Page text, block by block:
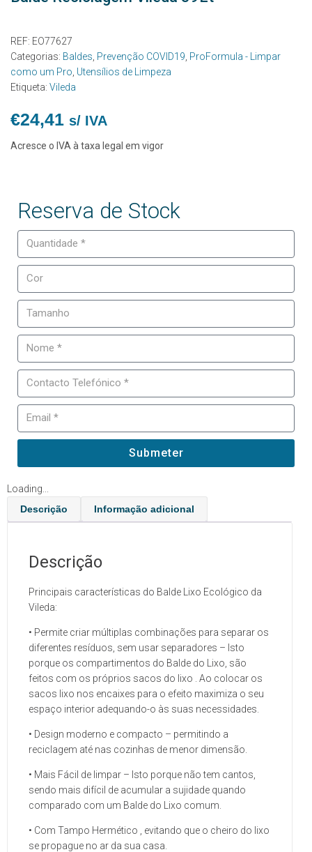
REF: EO77627
Categorias: Baldes Prevenção COVID19 ProFormula - Limpar
como um Pro Utensílios de Limpeza
Etiqueta: Vileda
€24,41 s/ IVA
Acresce o IVA à taxa legal em vigor
Reserva de Stock
Submeter
Loading...
Descrição
Informação adicional
Descrição
Principais características do Balde Lixo Ecológico da
Vileda:
• Permite criar múltiplas combinações para separar os
diferentes resíduos, sem usar separadores – Isto
porque os compartimentos do Balde do Lixo, são
feitos com os próprios sacos do lixo . Ao colocar os
sacos lixo nos encaixes para o efeito maximiza o seu
espaço interior adequando-o às suas necessidades.
• Design moderno e compacto – permitindo a
reciclagem até nas cozinhas de menor dimensão.
• Mais Fácil de limpar – Isto porque não tem cantos,
sendo mais difícil de acumular a sujidade quando
comparado com um Balde do Lixo comum.
• Com Tampo Hermético , evitando que o cheiro do lixo
se propague no ar da sua casa.